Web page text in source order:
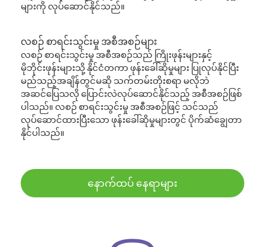
များကို လုပ်ဆောင်နိုင်သည်။
လစဉ် စာရင်းသွင်းမှု အစီအစဉ်များ
လစဉ် စာရင်းသွင်းမှု အစီအစဉ်သည် ကြိုးဖုန်းများနှင့်
မိုဘိုင်းဖုန်းများသို့ နိုင်ငံတကာ ဖုန်းခေါ်ဆိုမှုများ ပြုလုပ်နိုင်ပြီး
မည်သည့်အချိန်တွင်မဆို သက်တမ်းတိုးစရာ မလိုဘဲ
အဆင်ပြေသလို ပြောင်းလဲလုပ်ဆောင်နိုင်သည့် အစီအစဉ်ဖြစ်
ပါသည်။ လစဉ် စာရင်းသွင်းမှု အစီအစဉ်ဖြင့် သင်သည်
လုပ်ဆောင်ထားပြီးသော ဖုန်းခေါ်ဆိုမှုများတွင် ပိုက်ဆံချွေတာ
နိုင်ပါသည်။
နောက်ထပ် နေရာများ